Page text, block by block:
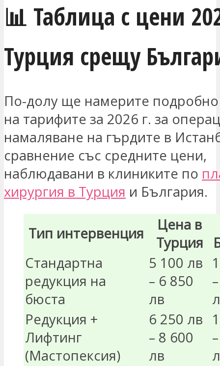
📊 Таблица с цени
Турция срещу
По-долу ще намерите
на тарифите за 2026 г. за
намаляване на гърдите в
сравнение със средните цени,
наблюдавани в клиниките по
хирургия в Турция и България.
Тип интервенция
Цена в
Турция
Стандартна
редукция на
бюста
5 100 лв
– 6 850
лв
Редукция +
Лифтинг
(Мастопексия)
6 250 лв
– 8 600
лв